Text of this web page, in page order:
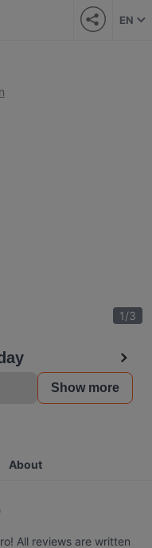
EN
1/3
Show more
About
All reviews are written